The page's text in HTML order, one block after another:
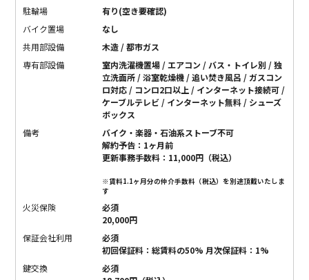
駐輪場
有り(空き要確認)
バイク置場
なし
共用部設備
木造 / 都市ガス
専有部設備
室内洗濯機置場 / エアコン / バス・トイレ別 / 独
立洗面所 / 浴室乾燥機 / 追い焚き風呂 / ガスコン
ロ対応 / コンロ2口以上 / インターネット接続可 /
ケーブルテレビ / インターネット無料 / シューズ
ボックス
備考
バイク・楽器・石油系ストーブ不可
解約予告：1ヶ月前
更新事務手数料：11,000円（税込）
※賃料1.1ヶ月分の仲介手数料（税込）を別途頂戴いたしま
す
火災保険
必須
20,000円
保証会社利用
必須
初回保証料：総賃料の50% 月次保証料：1%
鍵交換
必須